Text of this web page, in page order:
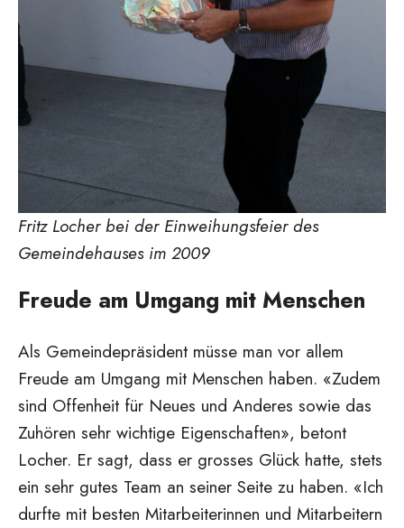
Fritz Locher bei der Einweihungsfeier des
Gemeindehauses im 2009
Freude am Umgang mit Menschen
Als Gemeindepräsident müsse man vor allem
Freude am Umgang mit Menschen haben. «Zudem
sind Offenheit für Neues und Anderes sowie das
Zuhören sehr wichtige Eigenschaften», betont
Locher. Er sagt, dass er grosses Glück hatte, stets
ein sehr gutes Team an seiner Seite zu haben. «Ich
durfte mit besten Mitarbeiterinnen und Mitarbeitern